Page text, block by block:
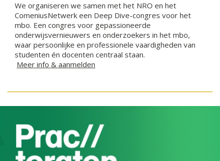
We organiseren we samen met het NRO en het
ComeniusNetwerk een Deep Dive-congres voor het
mbo. Een congres voor gepassioneerde
onderwijsvernieuwers en onderzoekers in het mbo,
waar persoonlijke en professionele vaardigheden van
studenten én docenten centraal staan.
Meer info & aanmelden